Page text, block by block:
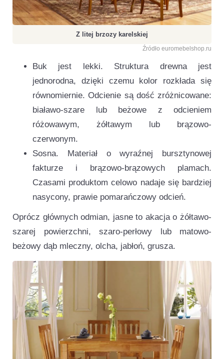
Z litej brzozy karelskiej
Źródło euromebelshop.ru
Buk jest lekki. Struktura drewna jest
jednorodna, dzięki czemu kolor rozkłada się
równomiernie. Odcienie są dość zróżnicowane:
białawo-szare lub beżowe z odcieniem
różowawym, żółtawym lub brązowo-
czerwonym.
Sosna. Materiał o wyraźnej bursztynowej
fakturze i brązowo-brązowych plamach.
Czasami produktom celowo nadaje się bardziej
nasycony, prawie pomarańczowy odcień.
Oprócz głównych odmian, jasne to akacja o żółtawo-
szarej powierzchni, szaro-perłowy lub matowo-
beżowy dąb mleczny, olcha, jabłoń, grusza.